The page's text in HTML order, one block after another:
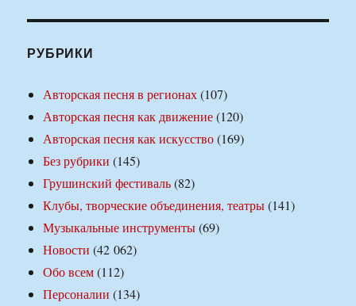
РУБРИКИ
Авторская песня в регионах(107)
Авторская песня как движение(120)
Авторская песня как искусство(169)
Без рубрики (145)
Грушинский фестиваль(82)
Клубы, творческие объединения, театры(141)
Музыкальные инструменты(69)
Новости (42 062)
Обо всем(112)
Персоналии (134)